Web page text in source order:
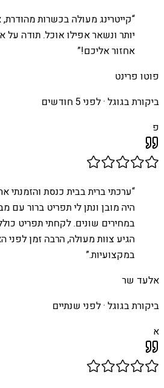
“קייטרינג מעולה בכשרות
יותר ונשאר אפילו אוכל. תודה על
אחזור אליכם!”
פוטו פרינט
ביקורת בגוגל ·לפני 5 חודשים
פ
“ערכתי ברית בבית כנסת והזמנתי
היה מובן ונתן לי תפריט ברור עם
במחירים שונים. לקחתי תפריט
הגיע צוות מעולה, הרבה זמן לפני
במקצועיות.”
אלעד שר
ביקורת בגוגל ·לפני שנתיים
א